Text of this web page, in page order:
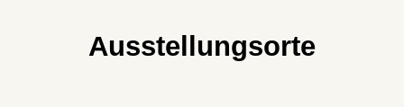
Ausstellungsorte